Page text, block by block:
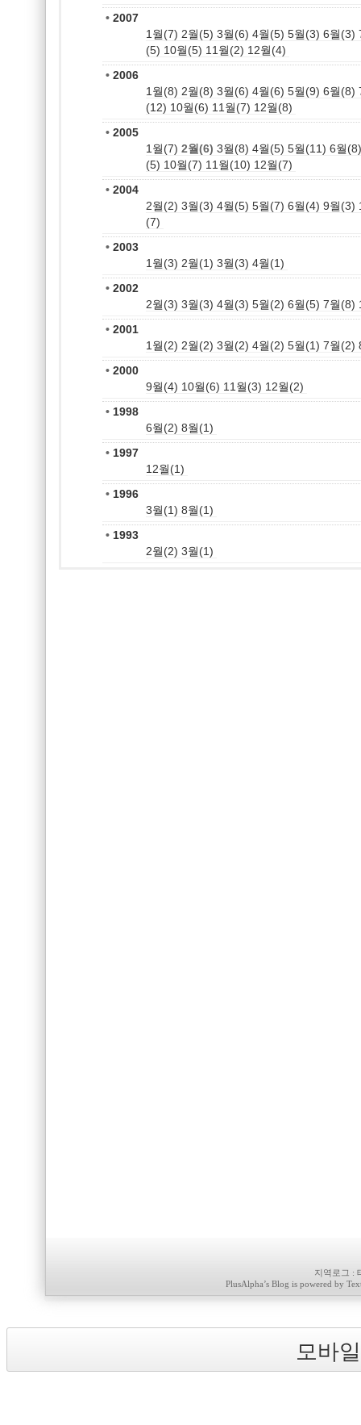
• 2007
1월(7) 2월(5) 3월(6) 4월(5) 5월(3) 6월(3)
(5) 10월(5) 11월(2) 12월(4)
• 2006
1월(8) 2월(8) 3월(6) 4월(6) 5월(9) 6월(8)
(12) 10월(6) 11월(7) 12월(8)
• 2005
1월(7) 2월(6) 3월(8) 4월(5) 5월(11) 6월(8)
(5) 10월(7) 11월(10) 12월(7)
• 2004
2월(2) 3월(3) 4월(5) 5월(7) 6월(4) 9월(3)
(7)
• 2003
1월(3) 2월(1) 3월(3) 4월(1)
• 2002
2월(3) 3월(3) 4월(3) 5월(2) 6월(5) 7월(8)
• 2001
1월(2) 2월(2) 3월(2) 4월(2) 5월(1) 7월(2)
• 2000
9월(4) 10월(6) 11월(3) 12월(2)
• 1998
6월(2) 8월(1)
• 1997
12월(1)
• 1996
3월(1) 8월(1)
• 1993
2월(2) 3월(1)
지역로그 :
PlusAlpha’s Blog is powered by
모바